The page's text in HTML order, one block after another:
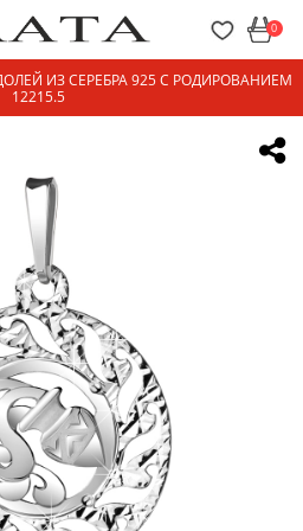
0
ИЗ СЕРЕБРА 925 С РОДИРОВАНИЕМ
12215.5